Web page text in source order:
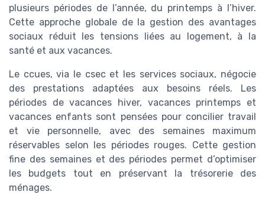
plusieurs périodes de l’année, du printemps à l’hiver.
Cette approche globale de la gestion des avantages
sociaux réduit les tensions liées au logement, à la
santé et aux vacances.
Le ccues, via le csec et les services sociaux, négocie
des prestations adaptées aux besoins réels. Les
périodes de vacances hiver, vacances printemps et
vacances enfants sont pensées pour concilier travail
et vie personnelle, avec des semaines maximum
réservables selon les périodes rouges. Cette gestion
fine des semaines et des périodes permet d’optimiser
les budgets tout en préservant la trésorerie des
ménages.